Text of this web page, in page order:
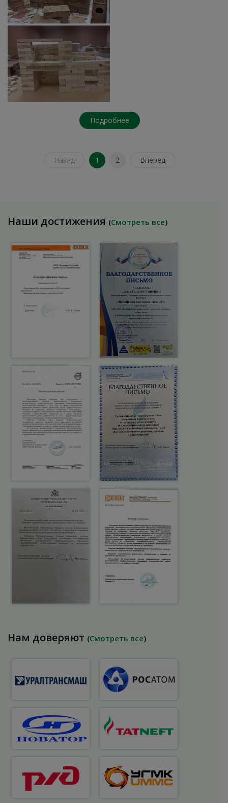
Подробнее
Назад 1 2 Вперед
Наши достижения (Смотреть все)
Нам доверяют (Смотреть все)